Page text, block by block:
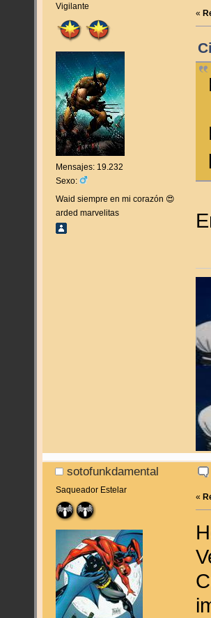
Vigilante
Mensajes: 19.232
Sexo:
Waid siempre en mi corazón 😍
arded marvelitas
«
sotofunkdamental
Saqueador Estelar
«